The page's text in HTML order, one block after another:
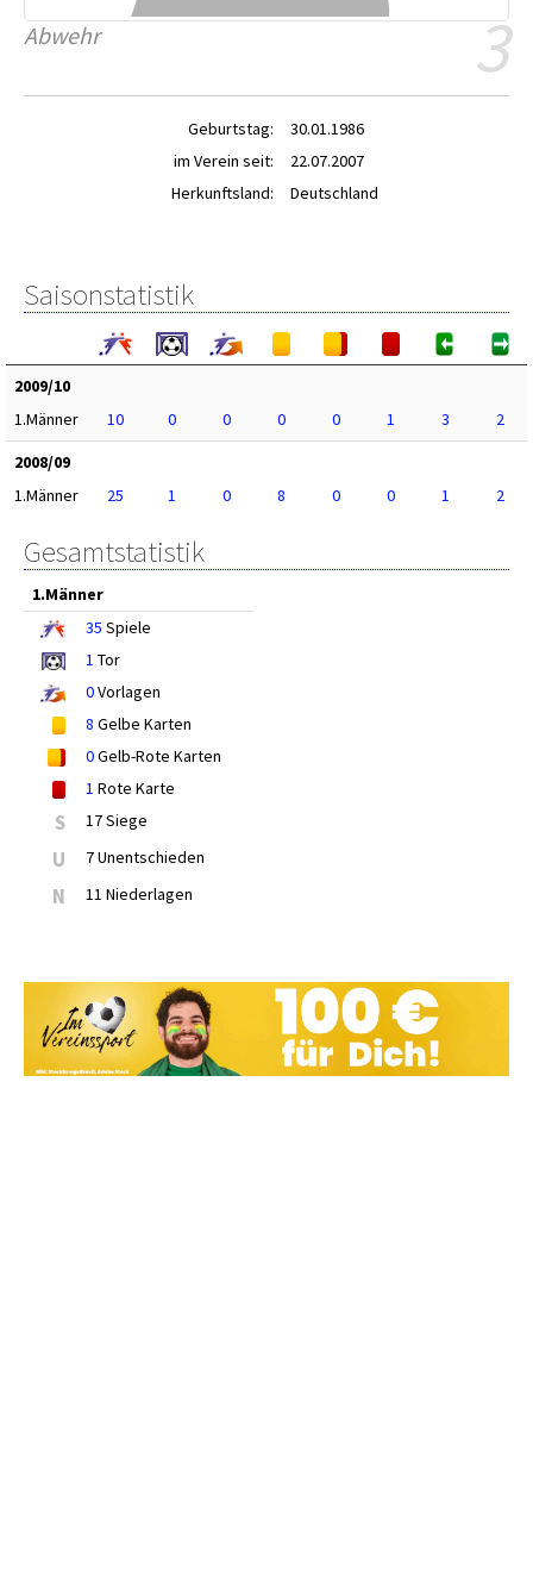
3
Abwehr
Geburtstag:
30.01.1986
im Verein seit:
22.07.2007
Herkunftsland:
Deutschland
Saisonstatistik
2009/10
1.Männer
10 0 0 0 0 1 3
2
2008/09
1.Männer
25 1 0 8 0 0 1 2
Gesamtstatistik
1.Männer
35 Spiele
1 Tor
0Vorlagen
8 Gelbe Karten
0Gelb-Rote Karten
1 Rote Karte
S 17 Siege
U 7 Unentschieden
N 11 Niederlagen